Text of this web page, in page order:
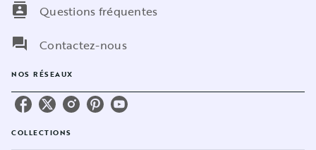
contacts
Questions fréquentes
question_answer
Contactez-nous
NOS RÉSEAUX
COLLECTIONS